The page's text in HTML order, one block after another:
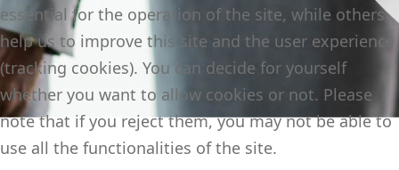
essential for the operation of the site, while others
help us to improve this site and the user experience
(tracking cookies). You can decide for yourself
whether you want to allow cookies or not. Please
note that if you reject them, you may not be able to
use all the functionalities of the site.